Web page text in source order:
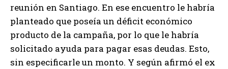
reunión en Santiago. En ese encuentro le habría
planteado que poseía un déficit económico
producto de la campaña, por lo que le habría
solicitado ayuda para pagar esas deudas. Esto,
sin especificarle un monto. Y según afirmó el ex